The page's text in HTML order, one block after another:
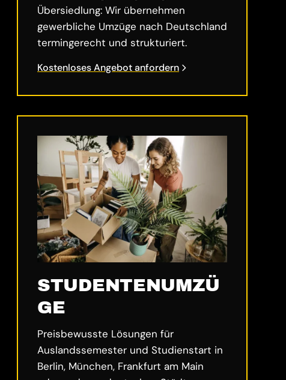
Übersiedlung: Wir übernehmen
gewerbliche Umzüge nach Deutschland
termingerecht und strukturiert.
Kostenloses Angebot anfordern
STUDENTENUMZÜ
GE
Preisbewusste Lösungen für
Auslandssemester und Studienstart in
Berlin, München, Frankfurt am Main